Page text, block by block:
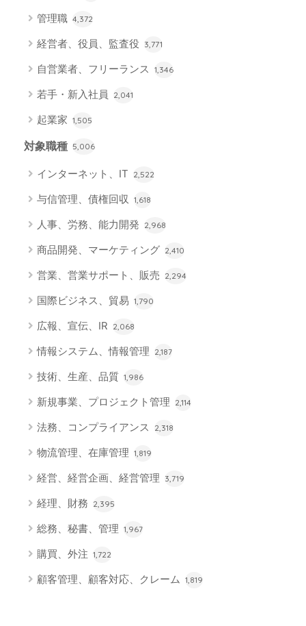
管理職 4,372
経営者、役員、監査役 3,771
自営業者、フリーランス 1,346
若手・新入社員 2,041
起業家 1,505
対象職種 5,006
インターネット、IT 2,522
与信管理、債権回収 1,618
人事、労務、能力開発 2,968
商品開発、マーケティング 2,410
営業、営業サポート、販売 2,294
国際ビジネス、貿易 1,790
広報、宣伝、IR 2,068
情報システム、情報管理 2,187
技術、生産、品質 1,986
新規事業、プロジェクト管理 2,114
法務、コンプライアンス 2,318
物流管理、在庫管理 1,819
経営、経営企画、経営管理 3,719
経理、財務 2,395
総務、秘書、管理 1,967
購買、外注 1,722
顧客管理、顧客対応、クレーム 1,819